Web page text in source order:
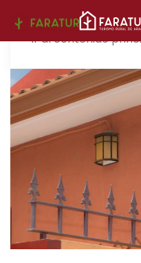
Ir al contenido